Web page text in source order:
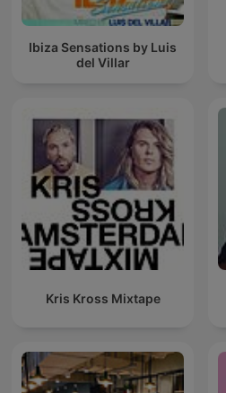
Ibiza Sensations by Luis
del Villar
Kris Kross Mixtape